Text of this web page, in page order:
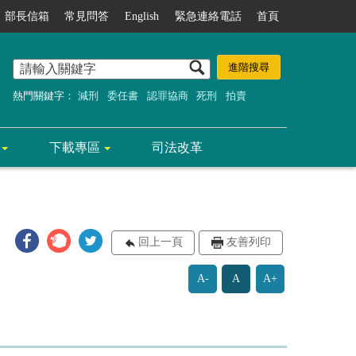
部長信箱 常見問答 English 緊急連絡電話 首頁
熱門關鍵字： 減刑 委任書 認罪協商 死刑 拍賣
下載專區 司法改革
回上一頁 友善列印
A- A A+